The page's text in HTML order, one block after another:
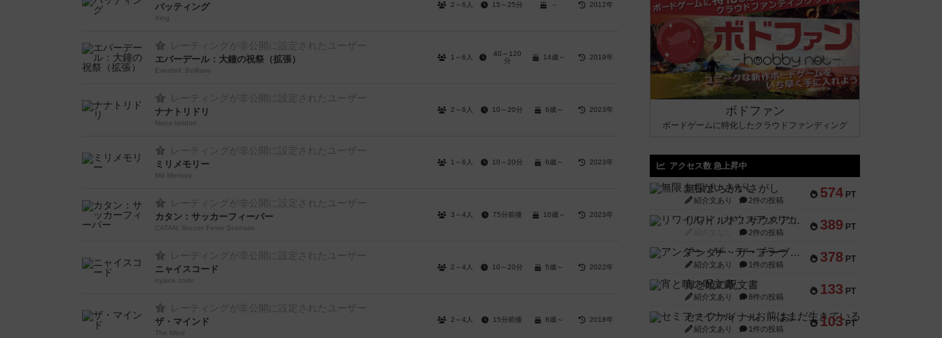
バッティング
Xing
2～6人 15～25分 － 2012年
レーティングが非公開に設定されたユーザー
エバーデール：大鐘の祝祭（拡張）
Everdell: Bellfaire
1～6人
40～120
分
14歳～ 2019年
レーティングが非公開に設定されたユーザー
ナナトリドリ
Nana toridori
2～6人 10～20分 6歳～ 2023年
レーティングが非公開に設定されたユーザー
ミリメモリー
Mili Memory
1～6人 10～20分 6歳～ 2023年
レーティングが非公開に設定されたユーザー
カタン：サッカーフィーバー
CATAN: Soccer Fever Scenario
3～4人 75分前後 10歳～ 2023年
レーティングが非公開に設定されたユーザー
ニャイスコード
nyaice code
2～4人 10～20分 5歳～ 2022年
レーティングが非公開に設定されたユーザー
ザ・マインド
The Mind
2～4人 15分前後 8歳～ 2018年
ボドファン
ボードゲームに特化したクラウドファンディング
アクセス数 急上昇中
574 PT
無限まちがいさがし
紹介文あり 2件の投稿
389 PT
リワイルド：サウスアメリカ
2件の投稿
378 PT
アンダー・ザ・テーブラー
紹介文あり 1件の投稿
133 PT
宵と暁の呪文書
紹介文あり 8件の投稿
103 PT
セミファイナル ～お前はまだ生きている～
紹介文あり 1件の投稿